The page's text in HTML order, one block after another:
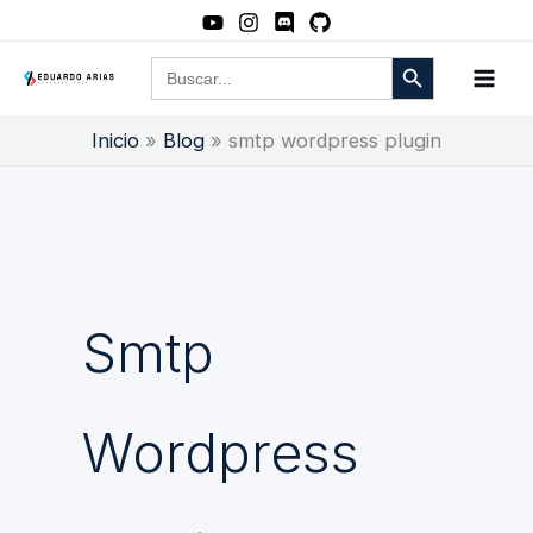
contenido
Buscar: Botón de búsqueda
Inicio Blog smtp wordpress plugin
Smtp
Wordpress